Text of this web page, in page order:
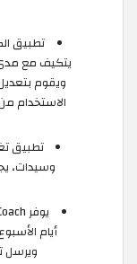
تطبيق
يتكيف مع
ويقوم
الاستخدام
تطبيق
وسيدات،
أيام
ويرسل